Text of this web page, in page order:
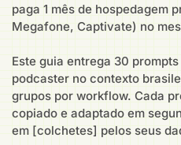
paga 1 mês de hospedagem
Megafone, Captivate) no
Este guia entrega 30
podcaster no contexto
grupos por workflow. Cada
copiado e adaptado em
em [colchetes] pelos seus